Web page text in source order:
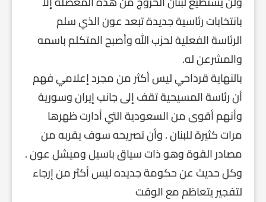
بانتخابات رئاسية جديدة تبعد عون الذي سلم
الرئاسة الفعلية لحزب الله وأصبح المتكلم باسمه
والمشرعن له.
بالنهاية قرداحي ليس أكثر من مجرد إعلامي فهم
أن رئاسة المسيحية تقف إلى جانب إيران وسورية
وأنهم أقوى من السعودية التي أدارت ظهرها
مرات كثيرة للبنان . وأن تصريحه سوف يقربه من
مصادر القوة وهو ذات سياق باسيل وميشل عون .
وكل حديث عن حكومة جديده ليس أكثر من إرجاء
لتفجير يتعاظم مع الوقت